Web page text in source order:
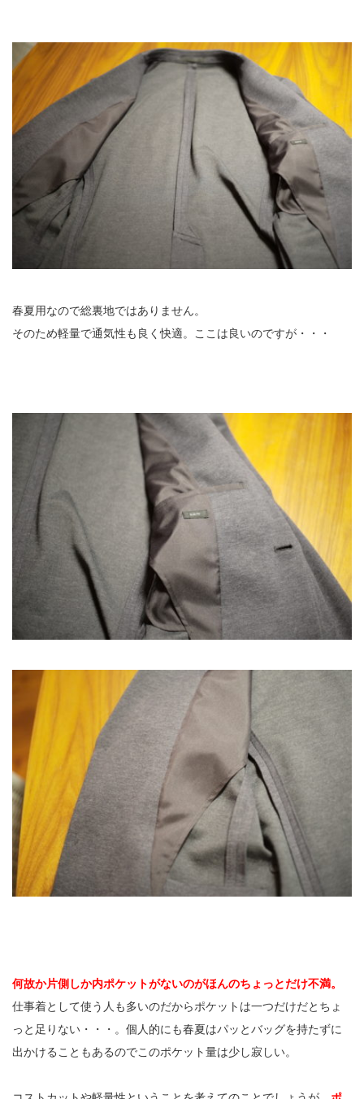
春夏用なので総裏地ではありません。
そのため軽量で通気性も良く快適。ここは良いのですが・・・
何故か片側しか内ポケットがないのがほんのちょっとだけ不満。
仕事着として使う人も多いのだからポケットは一つだけだとちょ
っと足りない・・・。個人的にも春夏はパッとバッグを持たずに
出かけることもあるのでこのポケット量は少し寂しい。